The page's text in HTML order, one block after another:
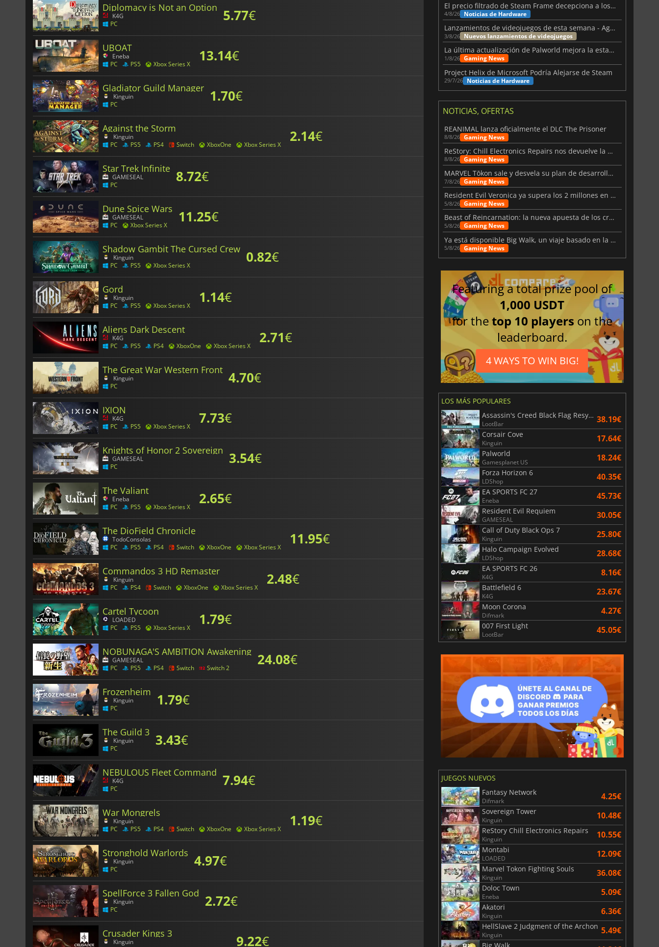
Diplomacy is Not an Option
K4G
PC
5.77€
UBOAT
Eneba
PC
PS5 Xbox Series X 13.14€
Gladiator Guild Manager
Kinguin
PC
1.70€
Against the Storm
Kinguin
PC
PS5 PS4 Switch XboxOne Xbox Series X 2.14€
Star Trek Infinite
GAMESEAL
PC
8.72€
Dune Spice Wars
GAMESEAL
PC
Xbox Series X 11.25€
Shadow Gambit The Cursed Crew
Kinguin
PC
PS5 Xbox Series X 0.82€
Gord
Kinguin
PC
PS5 Xbox Series X 1.14€
Aliens Dark Descent
K4G
PC
PS5 PS4 XboxOne Xbox Series X 2.71€
The Great War Western Front
Kinguin
PC
4.70€
IXION
K4G
PC
PS5 Xbox Series X 7.73€
Knights of Honor 2 Sovereign
GAMESEAL
PC
3.54€
The Valiant
Eneba
PC
PS5 Xbox Series X 2.65€
The DioField Chronicle
TodoConsolas
PC
PS5 PS4 Switch XboxOne Xbox Series X 11.95€
Commandos 3 HD Remaster
Kinguin
PC
PS4 Switch XboxOne Xbox Series X 2.48€
Cartel Tycoon
LOADED
PC
PS5 Xbox Series X 1.79€
NOBUNAGA'S AMBITION Awakening
GAMESEAL
PC
PS5 PS4 Switch Switch 2 24.08€
Frozenheim
Kinguin
PC
1.79€
The Guild 3
Kinguin
PC
3.43€
NEBULOUS Fleet Command
K4G
PC
7.94€
War Mongrels
Kinguin
PC
PS5 PS4 Switch XboxOne Xbox Series X 1.19€
Stronghold Warlords
Kinguin
PC
4.97€
SpellForce 3 Fallen God
Kinguin
PC
2.72€
Crusader Kings 3
Kinguin
9.22€
El precio filtrado de Steam Frame decepciona a los usuarios
4/8/26 Noticias de Hardware
Lanzamientos de videojuegos de esta semana - Agosto de 2026 (semana 32)
3/8/26 Nuevos lanzamientos de videojuegos
La última actualización de Palworld mejora la estabilidad
1/8/26 Gaming News
Project Helix de Microsoft Podría Alejarse de Steam
29/7/26 Noticias de Hardware
NOTICIAS, OFERTAS
REANIMAL lanza oficialmente el DLC The Prisoner
8/8/26 Gaming News
ReStory: Chill Electronics Repairs nos devuelve la nostalgia de los 2000
8/8/26 Gaming News
MARVEL Tōkon sale y desvela su plan de desarrollo para el primer año
7/8/26 Gaming News
Resident Evil Veronica ya supera los 2 millones en listas de deseados
5/8/26 Gaming News
Beast of Reincarnation: la nueva apuesta de los creadores de Pokémon
5/8/26 Gaming News
Ya está disponible Big Walk, un viaje basado en la amistad
5/8/26 Gaming News
Featuring a total prize pool of
1,000 USDT
for thetop 10 players on the
leaderboard.
4 WAYS TO WIN BIG!
LOS MÁS POPULARES
Assassin's Creed Black Flag Resynced
LootBar 38.19€
Corsair Cove
Kinguin 17.64€
Palworld
Gamesplanet US 18.24€
Forza Horizon 6
LDShop 40.35€
EA SPORTS FC 27
Eneba 45.73€
Resident Evil Requiem
GAMESEAL 30.05€
Call of Duty Black Ops 7
Kinguin 25.80€
Halo Campaign Evolved
LDShop 28.68€
EA SPORTS FC 26
K4G 8.16€
Battlefield 6
K4G 23.67€
Moon Corona
Difmark 4.27€
007 First Light
LootBar 45.05€
JUEGOS NUEVOS
Fantasy Network
Difmark 4.25€
Sovereign Tower
Kinguin 10.48€
ReStory Chill Electronics Repairs
Kinguin 10.55€
Montabi
LOADED 12.09€
Marvel Tokon Fighting Souls
Kinguin 36.08€
Doloc Town
Eneba 5.09€
Akatori
Kinguin 6.36€
HellSlave 2 Judgment of the Archon
Kinguin 5.49€